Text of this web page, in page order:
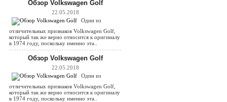
Обзор Volkswagen Golf
22.05.2018
Один из
отличительных признаков Volkswagen Golf,
который так же верно относится к оригиналу
в 1974 году, поскольку именно эта..
Обзор Volkswagen Golf
22.05.2018
Один из
отличительных признаков Volkswagen Golf,
который так же верно относится к оригиналу
в 1974 году, поскольку именно эта..